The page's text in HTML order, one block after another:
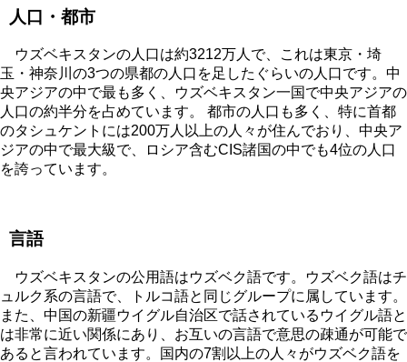
人口・都市
ウズベキスタンの人口は約3212万人で、これは東京・埼
玉・神奈川の3つの県都の人口を足したぐらいの人口です。中
央アジアの中で最も多く、ウズベキスタン一国で中央アジアの
人口の約半分を占めています。 都市の人口も多く、特に首都
のタシュケントには200万人以上の人々が住んでおり、中央ア
ジアの中で最大級で、ロシア含むCIS諸国の中でも4位の人口
を誇っています。
言語
ウズベキスタンの公用語はウズベク語です。ウズベク語はチ
ュルク系の言語で、トルコ語と同じグループに属しています。
また、中国の新疆ウイグル自治区で話されているウイグル語と
は非常に近い関係にあり、お互いの言語で意思の疎通が可能で
あると言われています。国内の7割以上の人々がウズベク語を